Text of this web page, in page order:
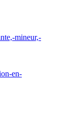
mineur,-
en-